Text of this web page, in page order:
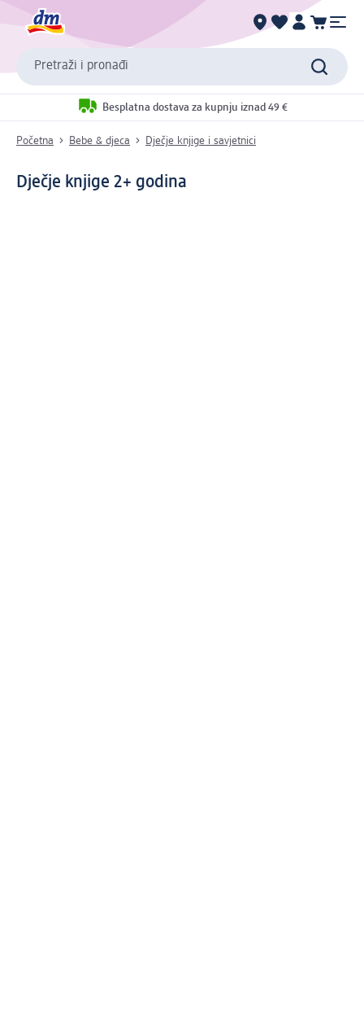
Pretraži i pronađi
Besplatna dostava za kupnju iznad 49 €
Početna Bebe & djeca Dječje knjige i savjetnici
Dječje knjige 2+ godina